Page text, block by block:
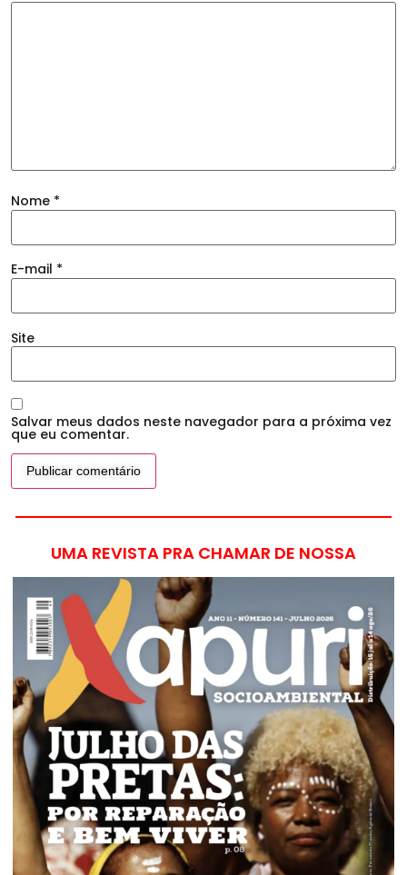
Nome *
E-mail *
Site
Salvar meus dados neste navegador para a próxima vez
que eu comentar.
UMA REVISTA PRA CHAMAR DE NOSSA